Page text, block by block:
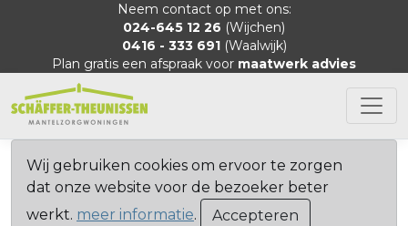
Neem contact op met ons:
024-645 12 26 (Wijchen)
0416 - 333 691(Waalwijk)
Plan gratis een afspraak voor maatwerk advies
Wij gebruiken cookies om ervoor te zorgen
dat onze website voor de bezoeker beter
werkt. meer informatie. Accepteren